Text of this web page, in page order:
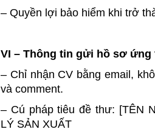
– Quyền lợi bảo hiểm khi trở
VI – Thông tin gửi hồ sơ ứng
– Chỉ nhận CV bằng email,
và comment.
– Cú pháp tiêu đề thư: [TÊN
LÝ SẢN XUẤT